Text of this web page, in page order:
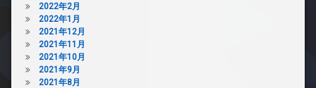
2022年2月
2022年1月
2021年12月
2021年11月
2021年10月
2021年9月
2021年8月